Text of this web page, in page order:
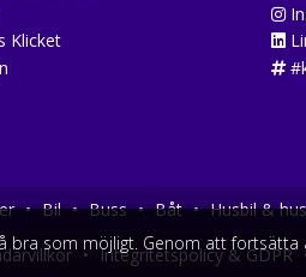
Klicket
• Bil • Buss • Båt • Husbil &
• Integritetspolicy & GDPR
bra som möjligt. Genom att